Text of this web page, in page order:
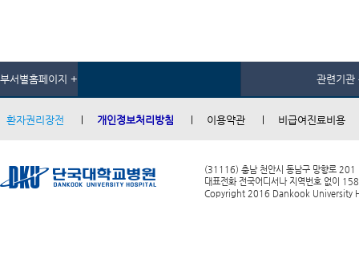
부서별홈페이지 + 관련기관
환자권리장전 개인정보처리방침 이용약관 비급여진료비용
(31116) 충남 천안시 동남구 망향로 201
대표전화 전국어디서나 지역번호 없이
Copyright 2016 Dankook University